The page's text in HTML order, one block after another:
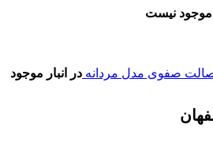
موجود نیست
صفوی مدل مردانه در انبار موجود